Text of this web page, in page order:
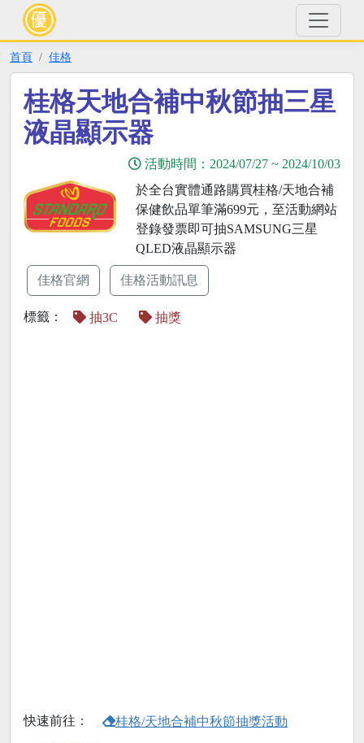
首頁 佳格
桂格天地合補中秋節抽三星
液晶顯示器
活動時間： 2024/07/27 ~ 2024/10/03
於全台實體通路購買桂格/天地合補
保健飲品單筆滿699元，至活動網站
登錄發票即可抽SAMSUNG三星
QLED液晶顯示器
佳格官網 佳格活動訊息
標籤： 抽3C 抽獎
快速前往： 桂格/天地合補中秋節抽獎活動